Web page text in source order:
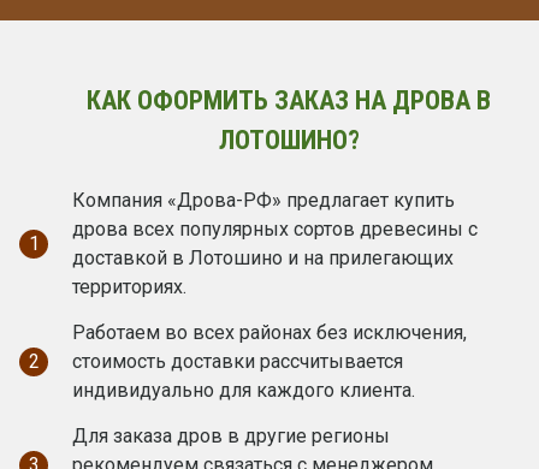
КАК ОФОРМИТЬ ЗАКАЗ НА ДРОВА В
ЛОТОШИНО?
1
Компания «Дрова-РФ» предлагает купить
дрова всех популярных сортов древесины с
доставкой в Лотошино и на прилегающих
территориях.
2
Работаем во всех районах без исключения,
стоимость доставки рассчитывается
индивидуально для каждого клиента.
Для заказа дров в другие регионы